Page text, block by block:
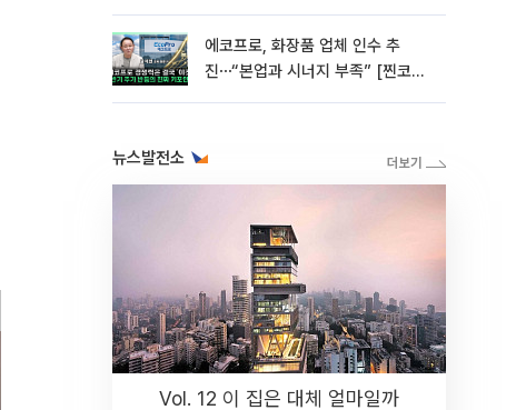
에코프로, 화장품 업체 인수 추
진⋯“본업과 시너지 부족” [찐코노
뉴스발전소
Vol. 12 이 집은 대체 얼마일까